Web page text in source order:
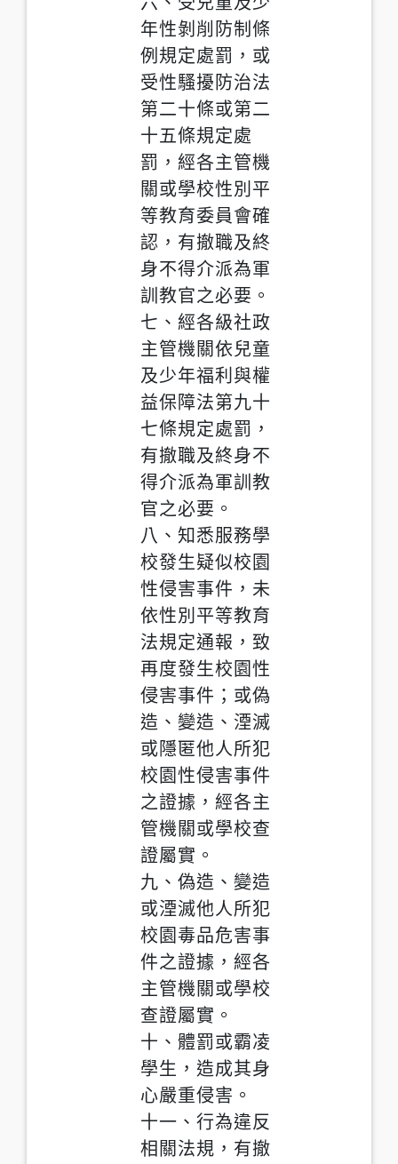
年性剝削防制條
例規定處罰，或
受性騷擾防治法
第二十條或第二
十五條規定處
罰，經各主管機
關或學校性別平
等教育委員會確
認，有撤職及終
身不得介派為軍
訓教官之必要。
七、經各級社政
主管機關依兒童
及少年福利與權
益保障法第九十
七條規定處罰，
有撤職及終身不
得介派為軍訓教
官之必要。
八、知悉服務學
校發生疑似校園
性侵害事件，未
依性別平等教育
法規定通報，致
再度發生校園性
侵害事件；或偽
造、變造、湮滅
或隱匿他人所犯
校園性侵害事件
之證據，經各主
管機關或學校查
證屬實。
九、偽造、變造
或湮滅他人所犯
校園毒品危害事
件之證據，經各
主管機關或學校
查證屬實。
十、體罰或霸凌
學生，造成其身
心嚴重侵害。
十一、行為違反
相關法規，有撤